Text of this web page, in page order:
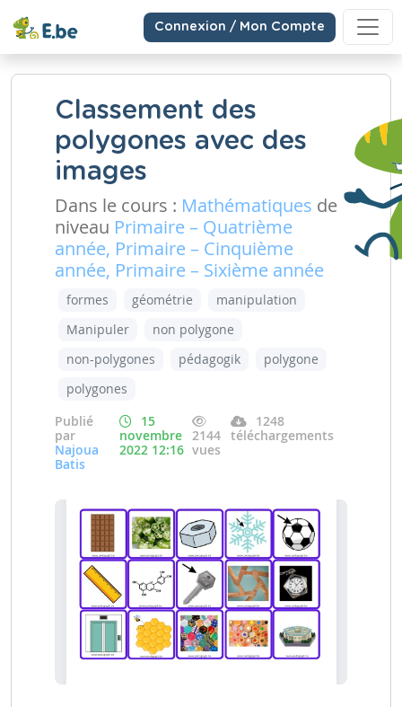
Connexion / Mon Compte
Classement des
polygones avec des
images
Dans le cours : Mathématiques de
niveau Primaire – Quatrième
année, Primaire – Cinquième
année, Primaire – Sixième année
formes géométrie
manipulation
Manipuler
non polygone
non-polygones
pédagogik
polygone
polygones
Publié
par
Najoua
Batis
15
novembre
2022 12:16
2144
vues
1248
téléchargements